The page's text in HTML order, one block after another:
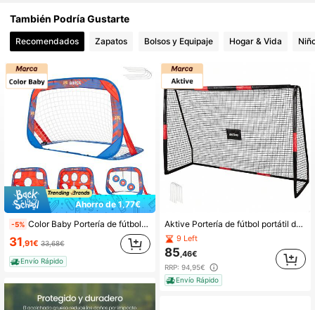
4,89 1.2K Seguidores
1.2K Seguidores
1.2K Seguidores
1.2K Seguidores
4,89 1.2K Seguidores
1.2K Seguidores
4,89 1.2K Seguidores
También Podría Gustarte
Recomendados Zapatos Bolsos y Equipaje Hogar & Vida
Ahorro de 1,77€
-5% Color Baby Portería de fútbol pop-up 4 en 1 con dianas, diseño FC Barcelona, incluye bolsa de transporte, fácil de montar, ideal para jardín, puntería y juego activo desde 3 años ✅ Entrega 24/48h a España (península)
31,91€ 33,68€
Envío Rápido
Aktive Portería de fútbol portátil de acero desmontable, medidas 240x85x160 cm, fácil de montar, ligera, con red de poliéster y 6 piquetas incluidas. Ideal para entrenamientos y partidos en jardín o parque ✅ Entrega 24/48h a España (península)
9 Left
85 ,46€
RRP: 94,95€
Envío Rápido